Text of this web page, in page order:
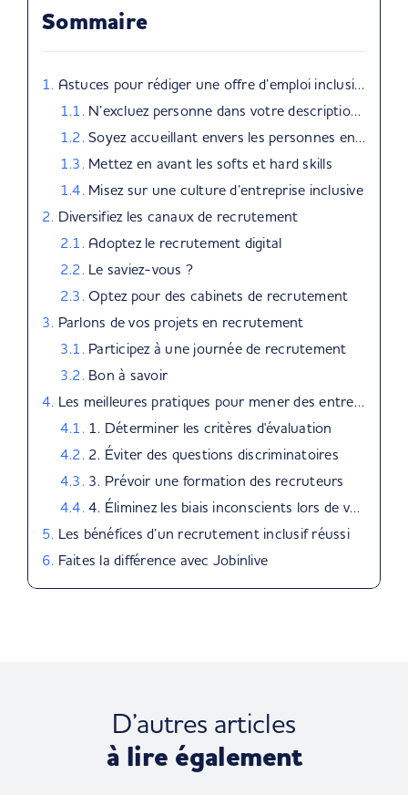
Sommaire
Astuces pour rédiger une offre d’emploi inclusive
N’excluez personne dans votre description d’annonce
Soyez accueillant envers les personnes en situation de handicap
Mettez en avant les softs et hard skills
Misez sur une culture d’entreprise inclusive
Diversifiez les canaux de recrutement
Adoptez le recrutement digital
Le saviez-vous ?
Optez pour des cabinets de recrutement
Parlons de vos projets en recrutement
Participez à une journée de recrutement
Bon à savoir
Les meilleures pratiques pour mener des entretiens inclusifs
1. Déterminer les critères d'évaluation
2. Éviter des questions discriminatoires
3. Prévoir une formation des recruteurs
4. Éliminez les biais inconscients lors de votre décision
Les bénéfices d’un recrutement inclusif réussi
Faites la différence avec Jobinlive
D’autres articles
à lire également